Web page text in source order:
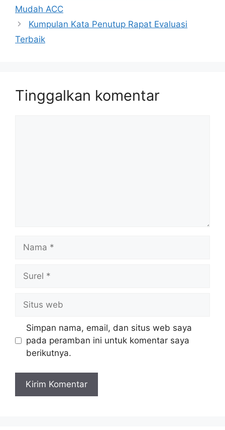
Mudah ACC
Kumpulan Kata Penutup Rapat Evaluasi
Terbaik
Tinggalkan komentar
Nama
Surel
Situs
web
Simpan nama, email, dan situs web saya
pada peramban ini untuk komentar saya
berikutnya.